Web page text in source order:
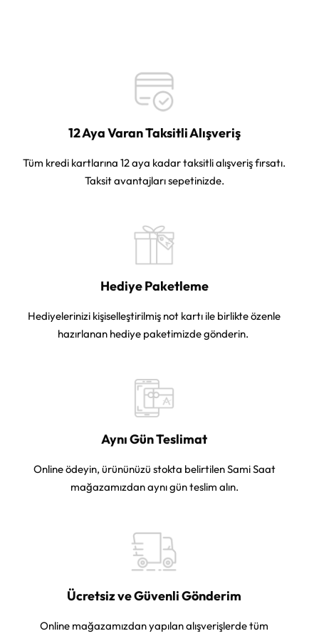
12 Aya Varan Taksitli Alışveriş
Tüm kredi kartlarına 12 aya kadar taksitli alışveriş fırsatı.
Taksit avantajları sepetinizde.
Hediye Paketleme
Hediyelerinizi kişiselleştirilmiş not kartı ile birlikte özenle
hazırlanan hediye paketimizde gönderin.
Aynı Gün Teslimat
Online ödeyin, ürününüzü stokta belirtilen Sami Saat
mağazamızdan aynı gün teslim alın.
Ücretsiz ve Güvenli Gönderim
Online mağazamızdan yapılan alışverişlerde tüm